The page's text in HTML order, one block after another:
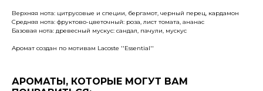
Верхняя нота: цитрусовые и специи, бергамот, черный перец, кардамон
Средняя нота: фруктово-цветочный: роза, лист томата, ананас
Базовая нота: древесный мускус: сандал, пачули, мускус
Аромат создан по мотивам Lacoste ''Essential''
АРОМАТЫ, КОТОРЫЕ МОГУТ ВАМ